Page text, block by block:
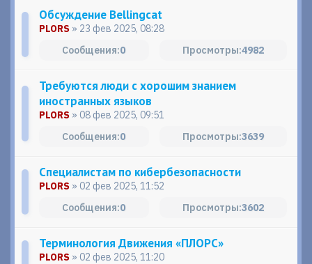
Обсуждение Bellingcat
PLORS » 23 фев 2025, 08:28
0
4982
Требуются люди с хорошим знанием
иностранных языков
PLORS » 08 фев 2025, 09:51
0
3639
Специалистам по кибербезопасности
PLORS » 02 фев 2025, 11:52
0
3602
Терминология Движения «ПЛОРС»
PLORS » 02 фев 2025, 11:20